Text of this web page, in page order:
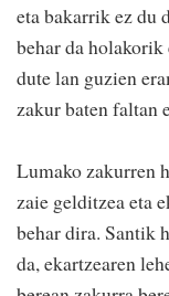
eta bakarrik ez du
behar da
dute lan guzien
zakur baten faltan
Lumako zakurren
zaie gelditzea eta
behar dira. Santik
da, ekartzearen